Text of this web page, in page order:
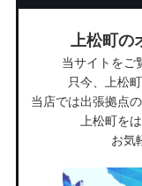
上松町
当サイトをご
只今、上松
当店では出張拠点
上松町を
お気